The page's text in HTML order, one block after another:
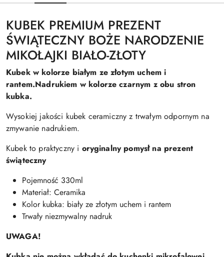
KUBEK PREMIUM PREZENT
ŚWIĄTECZNY BOŻE NARODZENIE
MIKOŁAJKI BIAŁO-ZŁOTY
Kubek w kolorze białym ze złotym uchem i
rantem.Nadrukiem w kolorze czarnym z obu stron
kubka.
Wysokiej jakości kubek ceramiczny z trwałym odpornym na
zmywanie nadrukiem.
Kubek to praktyczny i oryginalny pomysł na prezent
świąteczny
Pojemność 330ml
Materiał: Ceramika
Kolor kubka: biały ze złotym uchem i rantem
Trwały niezmywalny nadruk
UWAGA!